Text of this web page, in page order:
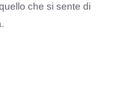
che si sente di